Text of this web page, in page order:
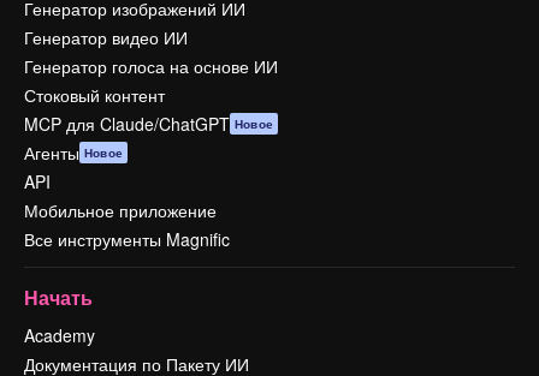
Генератор изображений ИИ
Генератор видео ИИ
Генератор голоса на основе ИИ
Стоковый контент
MCP для Claude/ChatGPT Новое
Агенты Новое
API
Мобильное приложение
Все инструменты Magnific
Начать
Academy
Документация по Пакету ИИ